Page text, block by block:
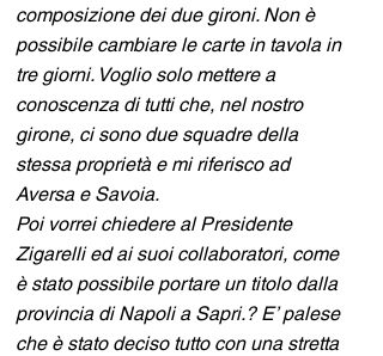
composizione dei due gironi. Non è
possibile cambiare le carte in tavola in
tre giorni. Voglio solo mettere a
conoscenza di tutti che, nel nostro
girone, ci sono due squadre della
stessa proprietà e mi riferisco ad
Aversa e Savoia.
Poi vorrei chiedere al Presidente
Zigarelli ed ai suoi collaboratori, come
è stato possibile portare un titolo dalla
provincia di Napoli a Sapri.? E’ palese
che è stato deciso tutto con una stretta